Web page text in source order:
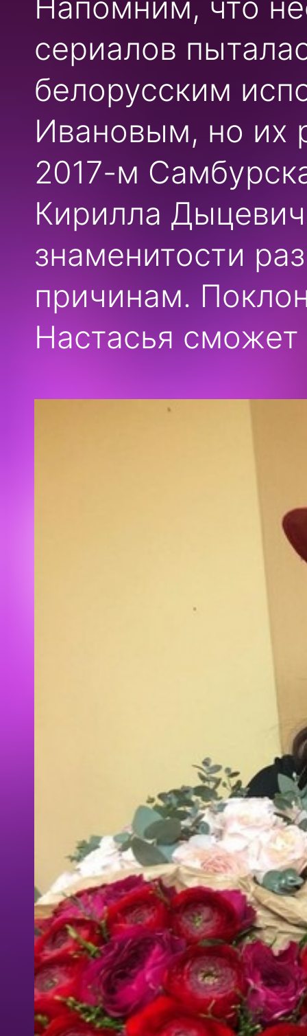
сериалов
белорусским
Ивановым, но их
2017-м
Кирилла
знаменитости
причинам.
Настасья